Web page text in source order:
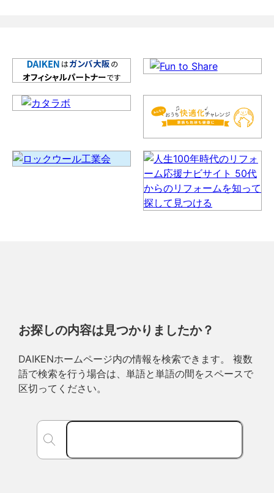
お探しの内容は見つかりましたか？
DAIKENホームページ内の情報を検索できます。 複数
語で検索を行う場合は、単語と単語の間をスペースで
区切ってください。